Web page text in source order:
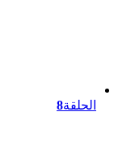
الحلقة8